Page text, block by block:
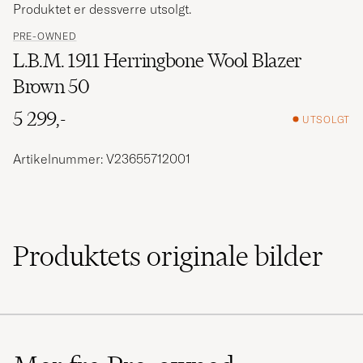
PRE-OWNED
L.B.M. 1911 Herringbone Wool Blazer
Brown 50
5 299,-
UTSOLGT
Produktet er dessverre utsolgt.
Artikelnummer: V23655712001
Produktets originale bilder